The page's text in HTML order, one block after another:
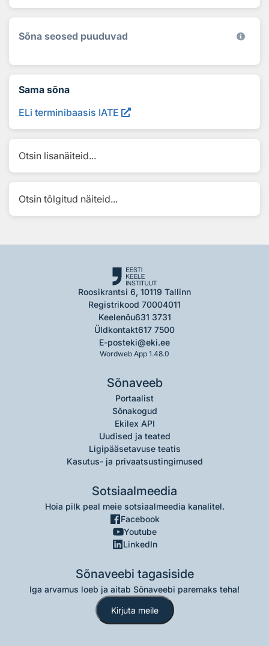
Sõna seosed puuduvad
Sama sõna
ELi terminibaasis IATE
Otsin lisanäiteid...
Otsin tõlgitud näiteid...
Roosikrantsi 6, 10119 Tallinn
Registrikood 70004011
Keelenõu631 3731
Üldkontakt617 7500
E-posteki@eki.ee
Wordweb App 1.48.0
Sõnaveeb
Portaalist
Sõnakogud
Ekilex API
Uudised ja teated
Ligipääsetavuse teatis
Kasutus- ja privaatsustingimused
Sotsiaalmeedia
Hoia pilk peal meie sotsiaalmeedia kanalitel.
Facebook
Youtube
LinkedIn
Sõnaveebi tagasiside
Iga arvamus loeb ja aitab Sõnaveebi paremaks teha!
Kirjuta meile